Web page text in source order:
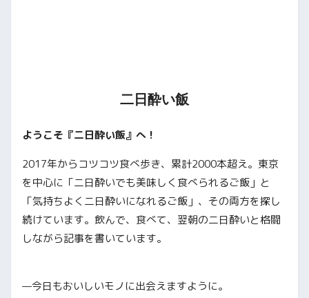
二日酔い飯
ようこそ『二日酔い飯』へ！
2017年からコツコツ食べ歩き、累計2000本超え。東京
を中心に「二日酔いでも美味しく食べられるご飯」と
「気持ちよく二日酔いになれるご飯」、その両方を探し
続けています。飲んで、食べて、翌朝の二日酔いと格闘
しながら記事を書いています。
—今日もおいしいモノに出会えますように。